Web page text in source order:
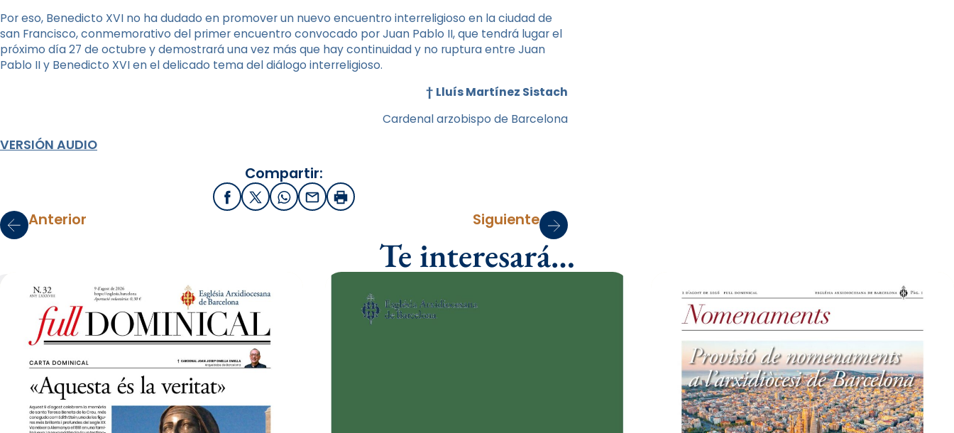
Por eso, Benedicto XVI no ha dudado en promover un nuevo encuentro interreligioso en la ciudad de
san Francisco, conmemorativo del primer encuentro convocado por Juan Pablo II, que tendrá lugar el
próximo día 27 de octubre y demostrará una vez más que hay continuidad y no ruptura entre Juan
Pablo II y Benedicto XVI en el delicado tema del diálogo interreligioso.
† Lluís Martínez Sistach
Cardenal arzobispo de Barcelona
VERSIÓN AUDIO
Compartir:
FacebookX / Twitter
WhatsApp
EmailImprimir
Anterior Siguiente
Te interesará…